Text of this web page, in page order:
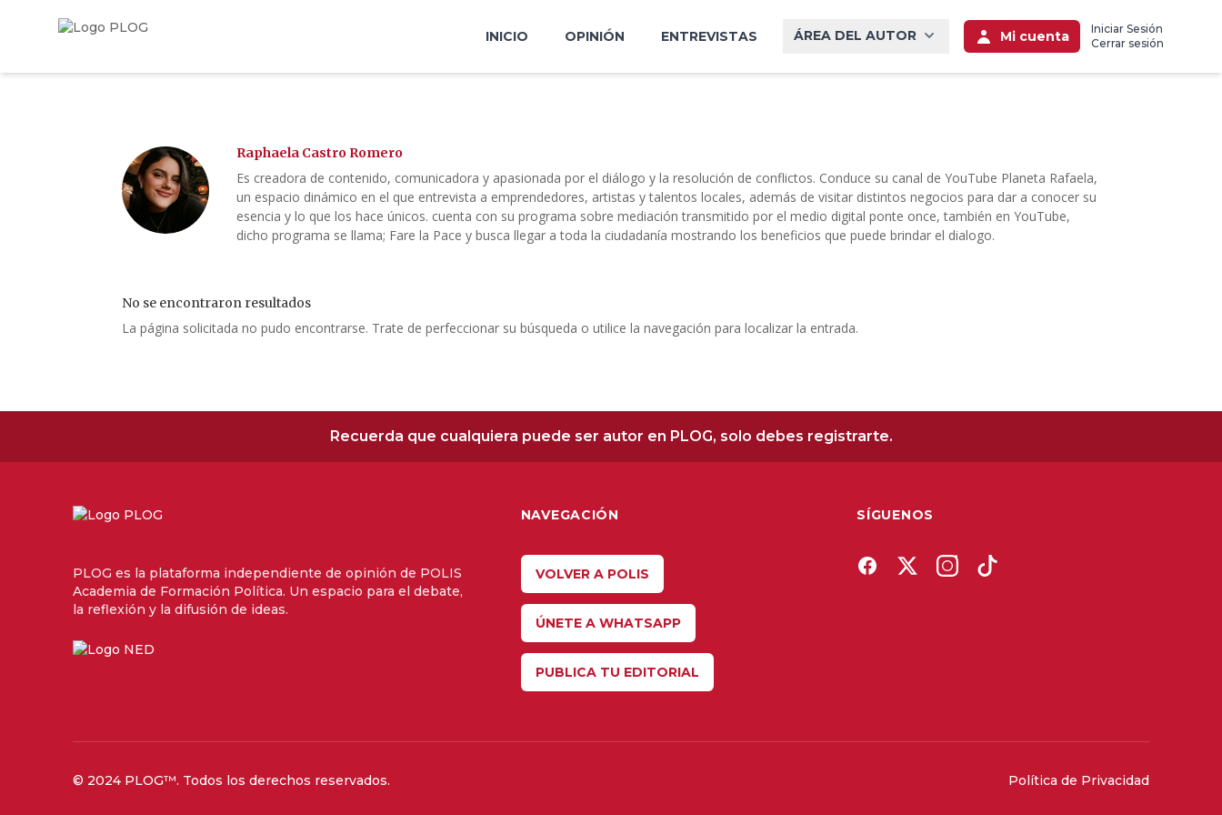
INICIO OPINIÓN ENTREVISTAS ÁREA DEL AUTOR Mi cuenta
Iniciar Sesión
Cerrar sesión
Raphaela Castro Romero
Es creadora de contenido, comunicadora y apasionada por el diálogo y la resolución de conflictos. Conduce su canal de YouTube Planeta Rafaela,
un espacio dinámico en el que entrevista a emprendedores, artistas y talentos locales, además de visitar distintos negocios para dar a conocer su
esencia y lo que los hace únicos. cuenta con su programa sobre mediación transmitido por el medio digital ponte once, también en YouTube,
dicho programa se llama; Fare la Pace y busca llegar a toda la ciudadanía mostrando los beneficios que puede brindar el dialogo.
No se encontraron resultados
La página solicitada no pudo encontrarse. Trate de perfeccionar su búsqueda o utilice la navegación para localizar la entrada.
Recuerda que cualquiera puede ser autor en PLOG, solo debes registrarte.
PLOG es la plataforma independiente de opinión de POLIS
Academia de Formación Política. Un espacio para el debate,
la reflexión y la difusión de ideas.
NAVEGACIÓN
VOLVER A POLIS
ÚNETE A WHATSAPP
PUBLICA TU EDITORIAL
SÍGUENOS
© 2024 PLOG™. Todos los derechos reservados. Política de Privacidad